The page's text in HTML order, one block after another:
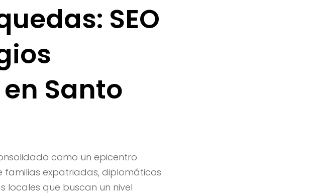
SEO
Santo
como un epicentro
expatriadas, diplomáticos
locales que buscan un nivel